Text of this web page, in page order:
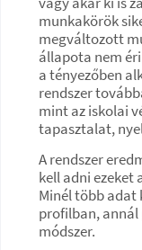
munkakörök
megváltozott
állapota nem
a tényezőben
rendszer
mint az iskolai
tapasztalat,
A rendszer
kell adni ezeket
Minél több adat
profilban,
módszer.